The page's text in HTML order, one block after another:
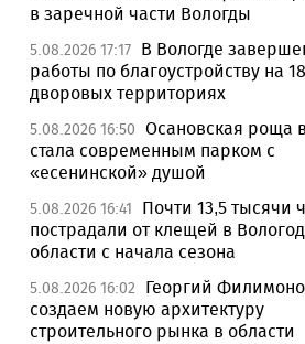
в заречной части Вологды
5.08.2026 17:17 В Вологде
работы по благоустройству на 18
дворовых территориях
5.08.2026 16:50 Осановская роща
стала современным парком с
«есенинской» душой
5.08.2026 16:41
Почти 13,5 тысячи
пострадали от клещей в
области с начала сезона
5.08.2026 16:02
Георгий
создаем новую архитектуру
строительного рынка в области